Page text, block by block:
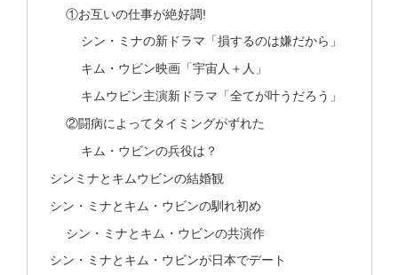
①お互いの仕事が絶好調!
シン・ミナの新ドラマ「損するのは嫌だから」
キム・ウビン映画「宇宙人＋人」
キムウビン主演新ドラマ「全てが叶うだろう」
②闘病によってタイミングがずれた
キム・ウビンの兵役は？
シンミナとキムウビンの結婚観
シン・ミナとキム・ウビンの馴れ初め
シン・ミナとキム・ウビンの共演作
シン・ミナとキム・ウビンが日本でデート